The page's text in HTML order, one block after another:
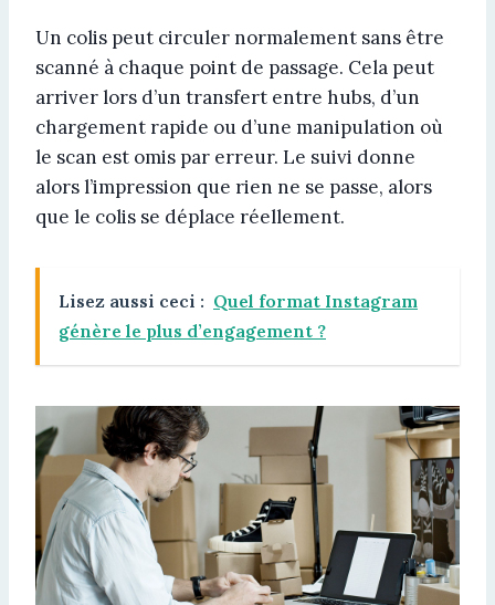
Un colis peut circuler normalement sans être
scanné à chaque point de passage. Cela peut
arriver lors d’un transfert entre hubs, d’un
chargement rapide ou d’une manipulation où
le scan est omis par erreur. Le suivi donne
alors l’impression que rien ne se passe, alors
que le colis se déplace réellement.
Lisez aussi ceci : Quel format Instagram
génère le plus d’engagement ?